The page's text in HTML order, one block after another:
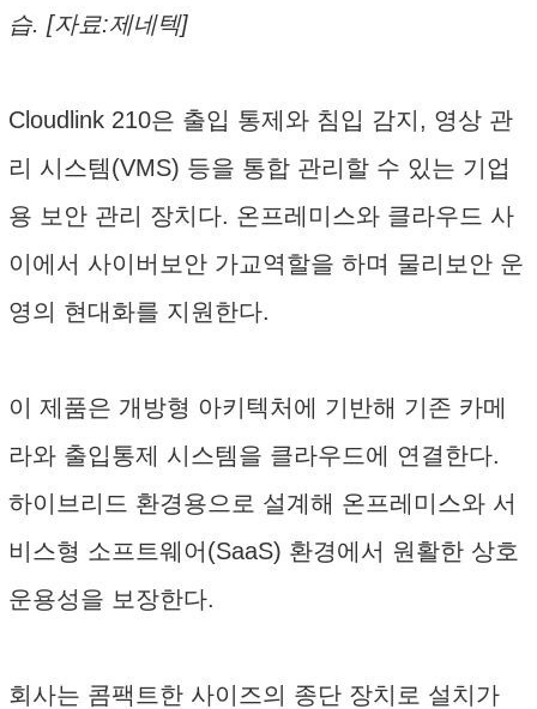
습. [자료:제네텍]
Cloudlink 210은 출입 통제와 침입 감지, 영상 관
리 시스템(VMS) 등을 통합 관리할 수 있는 기업
용 보안 관리 장치다. 온프레미스와 클라우드 사
이에서 사이버보안 가교역할을 하며 물리보안 운
영의 현대화를 지원한다.
이 제품은 개방형 아키텍처에 기반해 기존 카메
라와 출입통제 시스템을 클라우드에 연결한다.
하이브리드 환경용으로 설계해 온프레미스와 서
비스형 소프트웨어(SaaS) 환경에서 원활한 상호
운용성을 보장한다.
회사는 콤팩트한 사이즈의 종단 장치로 설치가